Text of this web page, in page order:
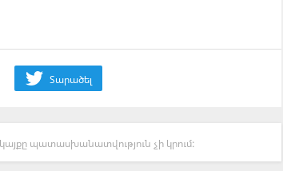
Տարածել
պատասխանատվություն չի կրում: